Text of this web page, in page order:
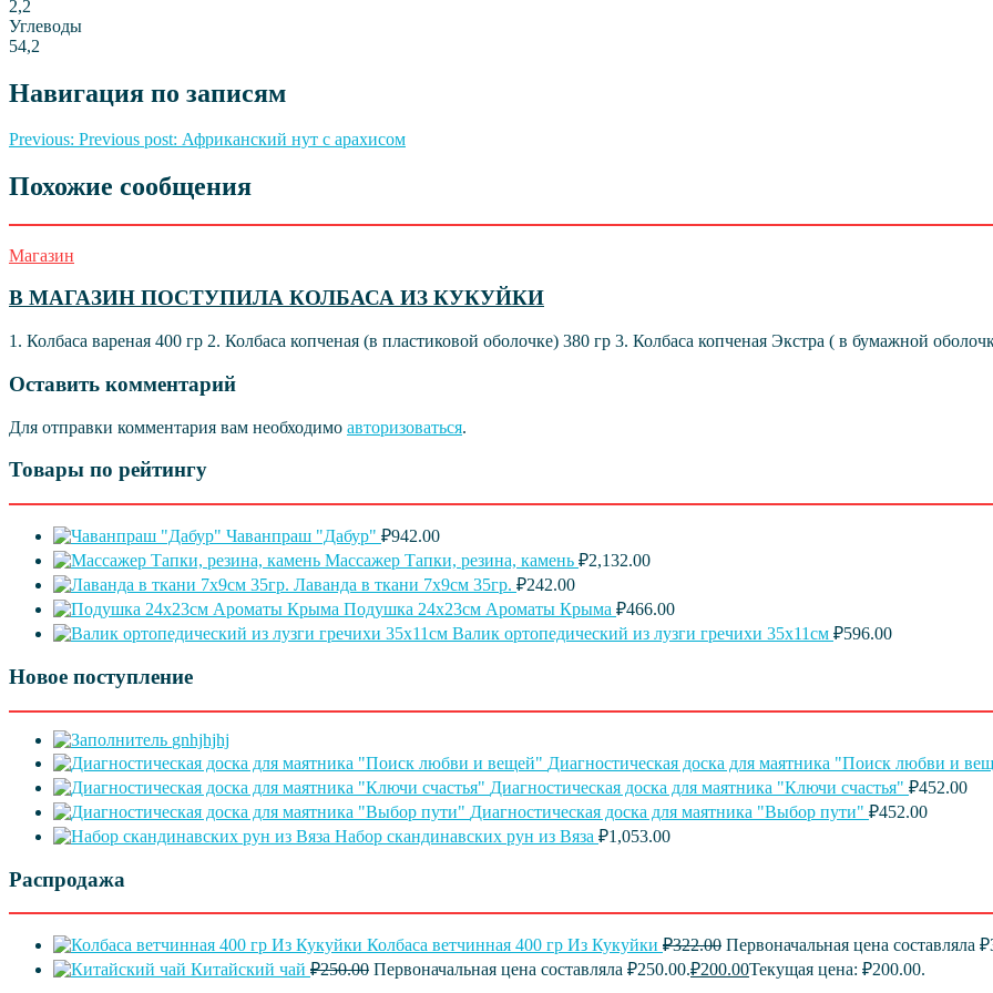
2,2
Углеводы
54,2
Навигация по записям
Previous: Previous post: Африканский нут с арахисом
Похожие сообщения
Магазин
В МАГАЗИН ПОСТУПИЛА КОЛБАСА ИЗ КУКУЙКИ
1. Колбаса вареная 400 гр 2. Колбаса копченая (в пластиковой оболочке) 380 гр 3. Колбаса копченая Экстра ( в бумажной
Оставить комментарий
Для отправки комментария вам необходимо авторизоваться.
Товары по рейтингу
Чаванпраш "Дабур" ₽942.00
Массажер Тапки, резина, камень ₽2,132.00
Лаванда в ткани 7х9см 35гр. ₽242.00
Подушка 24х23см Ароматы Крыма ₽466.00
Валик ортопедический из лузги гречихи 35х11см ₽596.00
Новое поступление
gnhjhjhj
Диагностическая доска для маятника "Поиск любви и
Диагностическая доска для маятника "Ключи счастья" ₽452.00
Диагностическая доска для маятника "Выбор пути" ₽452.00
Набор скандинавских рун из Вяза ₽1,053.00
Распродажа
Колбаса ветчинная 400 гр Из Кукуйки ₽322.00 Первоначальная цена составляла
Китайский чай ₽250.00 Первоначальная цена составляла ₽250.00.₽200.00Текущая цена: ₽200.00.